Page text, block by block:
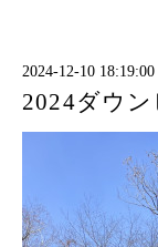
2024-12-10 18:19:00
2024ダウ